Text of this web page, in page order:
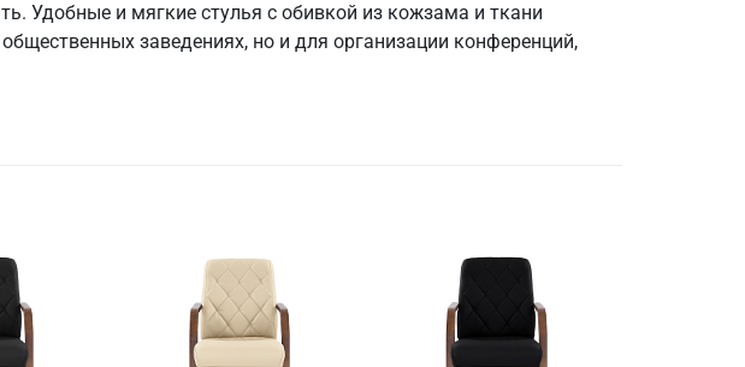
Удобные и мягкие стулья с обивкой из кожзама и ткани
заведениях, но и для организации конференций,